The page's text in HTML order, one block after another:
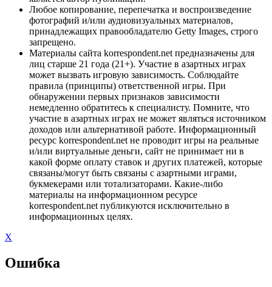
Любое копирование, перепечатка и воспроизведение
фотографий и/или аудиовизуальных материалов,
принадлежащих правообладателю Getty Images, строго
запрещено.
Материалы сайта korrespondent.net предназначены для
лиц старше 21 года (21+). Участие в азартных играх
может вызвать игровую зависимость. Соблюдайте
правила (принципы) ответственной игры. При
обнаружении первых признаков зависимости
немедленно обратитесь к специалисту. Помните, что
участие в азартных играх не может являться источником
доходов или альтернативой работе. Информационный
ресурс korrespondent.net не проводит игры на реальные
и/или виртуальные деньги, сайт не принимает ни в
какой форме оплату ставок и других платежей, которые
связаны/могут быть связаны с азартными играми,
букмекерами или тотализаторами. Какие-либо
материалы на информационном ресурсе
korrespondent.net публикуются исключительно в
информационных целях.
X
Ошибка